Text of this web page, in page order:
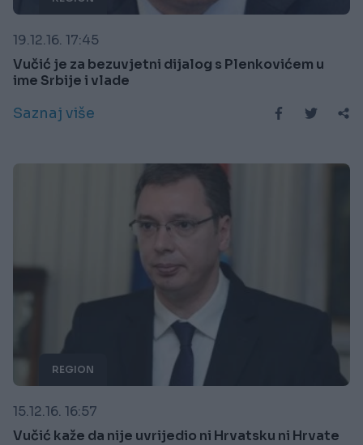
19.12.16. 17:45
Vučić je za bezuvjetni dijalog s Plenkovićem u
ime Srbije i vlade
Saznaj više
REGION
15.12.16. 16:57
Vučić kaže da nije uvrijedio ni Hrvatsku ni Hrvate